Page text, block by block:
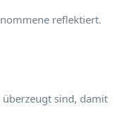
reflektiert.
sind, damit